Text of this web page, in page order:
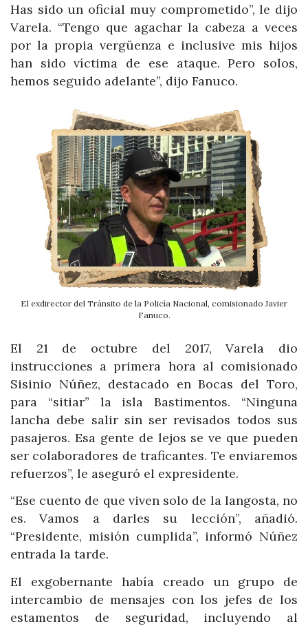
Has sido un oficial muy comprometido”, le dijo
Varela. “Tengo que agachar la cabeza a veces
por la propia vergüenza e inclusive mis hijos
han sido víctima de ese ataque. Pero solos,
hemos seguido adelante”, dijo Fanuco.
El exdirector del Tránsito de la Policía Nacional, comisionado Javier
Fanuco.
El 21 de octubre del 2017, Varela dio
instrucciones a primera hora al comisionado
Sisinio Núñez, destacado en Bocas del Toro,
para “sitiar” la isla Bastimentos. “Ninguna
lancha debe salir sin ser revisados todos sus
pasajeros. Esa gente de lejos se ve que pueden
ser colaboradores de traficantes. Te enviaremos
refuerzos”, le aseguró el expresidente.
“Ese cuento de que viven solo de la langosta, no
es. Vamos a darles su lección”, añadió.
“Presidente, misión cumplida”, informó Núñez
entrada la tarde.
El exgobernante había creado un grupo de
intercambio de mensajes con los jefes de los
estamentos de seguridad, incluyendo al